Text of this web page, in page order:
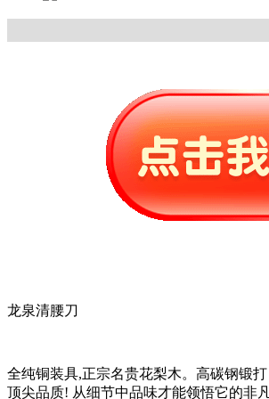
龙泉清腰刀
全纯铜装具,正宗名贵花梨木。高碳钢锻
顶尖品质! 从细节中品味才能领悟它的非